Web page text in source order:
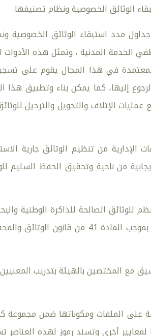
الوثائق الخصوصية ونظام تصنيفها.
جداول مدد استبقاء الوثائق
الخدمة المدنية ، وتمثل هذه الأدوات
في هذا المجال يقوم على
إليها، كما يمكن بناء وتطبيق هذا
الإتلاف والتحويل والترحيل
من تنظيم الوثائق جارية
من ناحية وتحقيق الحفظ
للوثائق الصالحة للذاكرة الوطنية
صندوق التقاعد بالخدمة المدنية بإنشاء دائرة
مع المختصين بالهيئة بتدريب
الملفات ومكوناتها ضمن مجموعة
أخرى وتسند رموز لهذه